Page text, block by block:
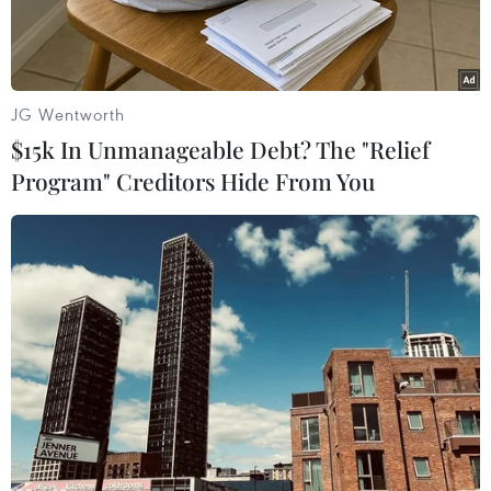
Đoàn nghệ sỹ tỉnh Thiểm Tây, Trung Quốc. (Nguồn: THX/TTXVN)
Ngày 11/4, hãng thông tấn Yonhap dẫn hãng
thông tấn Trung ương Triều Tiên (KCNA) cho
biết một đoàn nghệ thuật Trung Quốc dưới sự
dẫn đầu của một quan chức cấp cao nước này sẽ
JG Wentworth
$15k In Unmanageable Debt? The "Relief
Program" Creditors Hide From You